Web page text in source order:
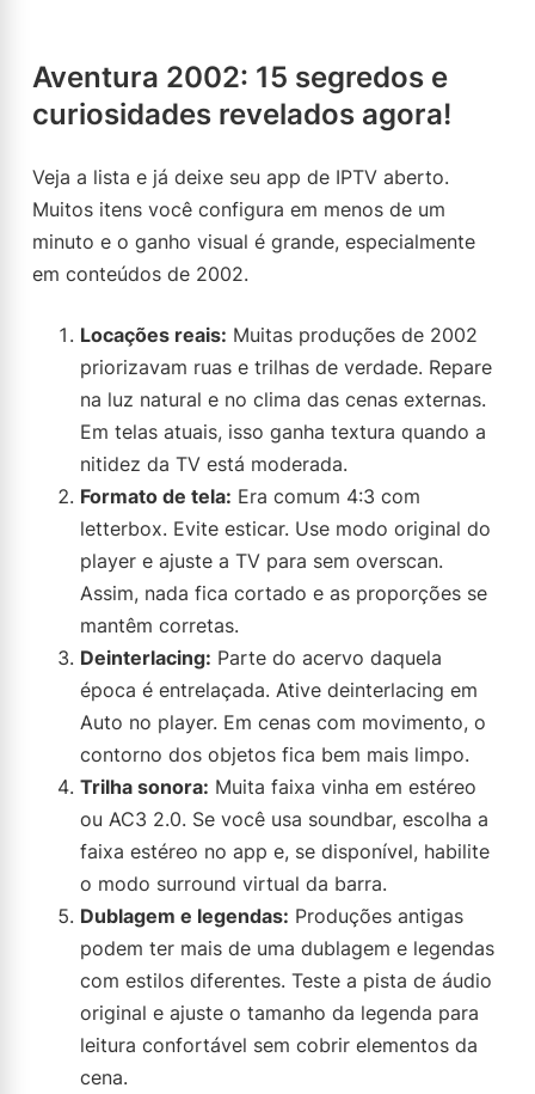
Aventura 2002: 15 segredos e
curiosidades revelados agora!
Veja a lista e já deixe seu app de IPTV aberto.
Muitos itens você configura em menos de um
minuto e o ganho visual é grande, especialmente
em conteúdos de 2002.
Locações reais: Muitas produções de 2002
priorizavam ruas e trilhas de verdade. Repare
na luz natural e no clima das cenas externas.
Em telas atuais, isso ganha textura quando a
nitidez da TV está moderada.
Formato de tela: Era comum 4:3 com
letterbox. Evite esticar. Use modo original do
player e ajuste a TV para sem overscan.
Assim, nada fica cortado e as proporções se
mantêm corretas.
Deinterlacing: Parte do acervo daquela
época é entrelaçada. Ative deinterlacing em
Auto no player. Em cenas com movimento, o
contorno dos objetos fica bem mais limpo.
Trilha sonora: Muita faixa vinha em estéreo
ou AC3 2.0. Se você usa soundbar, escolha a
faixa estéreo no app e, se disponível, habilite
o modo surround virtual da barra.
Dublagem e legendas: Produções antigas
podem ter mais de uma dublagem e legendas
com estilos diferentes. Teste a pista de áudio
original e ajuste o tamanho da legenda para
leitura confortável sem cobrir elementos da
cena.